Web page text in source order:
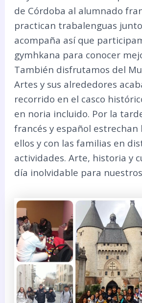
de Córdoba al alumnado
practican trabalenguas
acompaña así que
gymhkana para conocer
También disfrutamos del
Artes y sus alrededores
recorrido en el casco
en noria incluido. Por la
francés y español estrechan
ellos y con las familias en
actividades. Arte, historia y
día inolvidable para nuestros